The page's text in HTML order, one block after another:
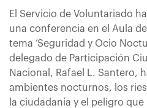
El Servicio de Voluntariado
una conferencia en el Aula
tema ‘Seguridad y Ocio
delegado de Participación
Nacional, Rafael L. Santero,
ambientes nocturnos, los
la ciudadanía y el peligro